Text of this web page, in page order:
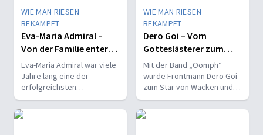
WIE MAN RIESEN
BEKÄMPFT
Eva-Maria Admiral –
Von der Familie enterbt
und ausgelöscht
Eva-Maria Admiral war viele
Jahre lang eine der
erfolgreichsten
Schauspielerinnen des
renommierten Wiener
Burgtheaters.
WIE MAN RIESEN
BEKÄMPFT
Dero Goi – Vom
Gotteslästerer zum
Jesusnachfolger
Mit der Band „Oomph“
wurde Frontmann Dero Goi
zum Star von Wacken und
Rock am Ring.